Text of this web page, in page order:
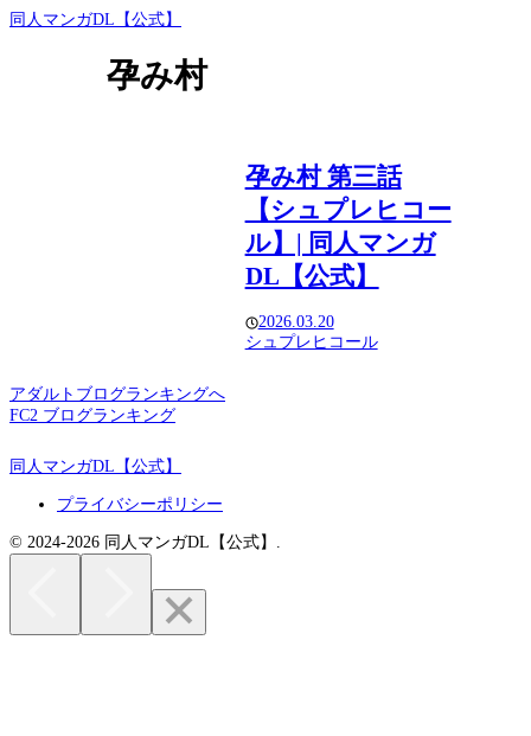
同人マンガDL【公式】
孕み村
孕み村 第三話
【シュプレヒコー
ル】| 同人マンガ
DL【公式】
2026.03.20
シュプレヒコール
アダルトブログランキングへ
FC2 ブログランキング
同人マンガDL【公式】
プライバシーポリシー
© 2024-2026 同人マンガDL【公式】.